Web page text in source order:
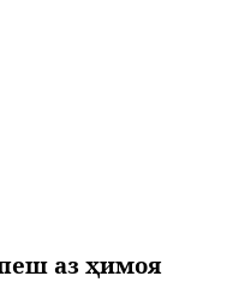
аз ҳимоя